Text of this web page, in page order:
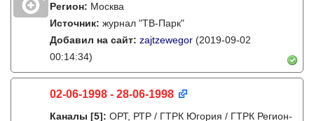
Регион: Москва
Источник: журнал "ТВ-Парк"
Добавил на сайт: zajtzewegor (2019-09-02
00:14:34)
02-06-1998 - 28-06-1998
Каналы [5]: ОРТ, РТР / ГТРК Югория / ГТРК Регион-